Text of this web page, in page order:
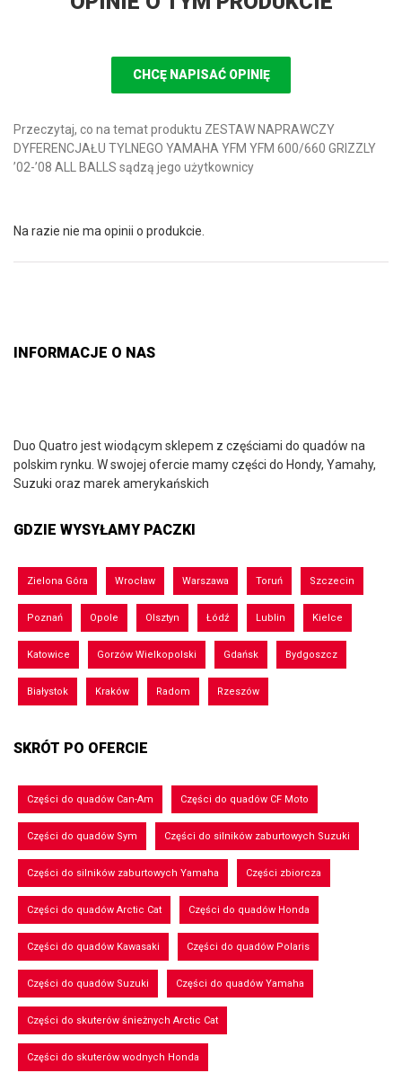
CHCĘ NAPISAĆ OPINIĘ
Przeczytaj, co na temat produktu ZESTAW NAPRAWCZY
DYFERENCJAŁU TYLNEGO YAMAHA YFM YFM 600/660 GRIZZLY
’02-’08 ALL BALLS sądzą jego użytkownicy
Na razie nie ma opinii o produkcie.
INFORMACJE O NAS
Duo Quatro jest wiodącym sklepem z częściami do quadów na
polskim rynku. W swojej ofercie mamy części do Hondy, Yamahy,
Suzuki oraz marek amerykańskich
GDZIE WYSYŁAMY PACZKI
Zielona Góra Wrocław Warszawa Toruń Szczecin
Poznań Opole Olsztyn Łódź Lublin Kielce
Katowice Gorzów Wielkopolski Gdańsk Bydgoszcz
Białystok Kraków Radom Rzeszów
SKRÓT PO OFERCIE
Części do quadów Can-Am Części do quadów CF Moto
Części do quadów Sym Części do silników zaburtowych Suzuki
Części do silników zaburtowych Yamaha Części zbiorcza
Części do quadów Arctic Cat Części do quadów Honda
Części do quadów Kawasaki Części do quadów Polaris
Części do quadów Suzuki Części do quadów Yamaha
Części do skuterów śnieżnych Arctic Cat
Części do skuterów wodnych Honda